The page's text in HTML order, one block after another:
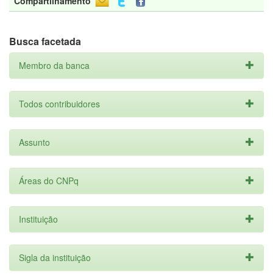
Busca facetada
Membro da banca
Todos contribuidores
Assunto
Áreas do CNPq
Instituição
Sigla da instituição